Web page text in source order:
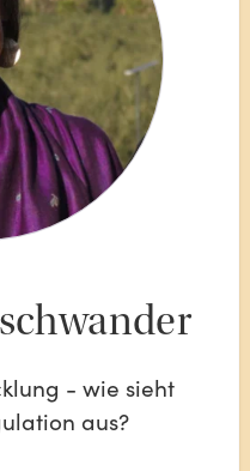
- wie sieht
aus?